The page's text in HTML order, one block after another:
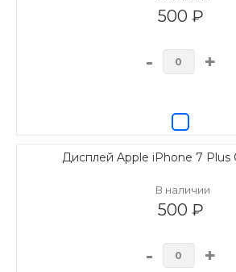
500 ₽
- +
Дисплей Apple iPhone 7 Plus
В наличии
500 ₽
- +